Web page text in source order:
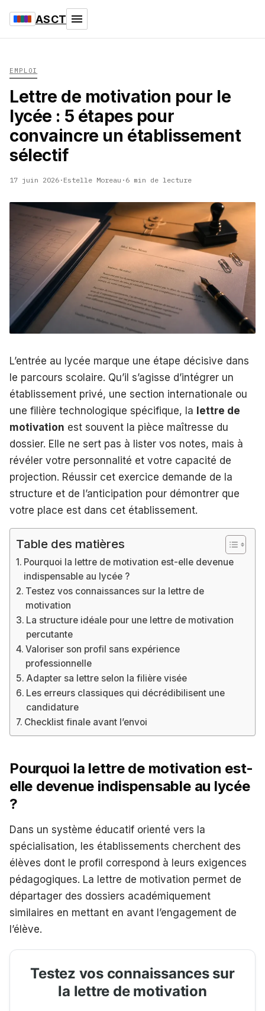
ASCT
EMPLOI
Lettre de motivation pour le
lycée : 5 étapes pour
convaincre un établissement
sélectif
17 juin 2026 · Estelle Moreau · 6 min de lecture
L’entrée au lycée marque une étape décisive dans
le parcours scolaire. Qu’il s’agisse d’intégrer un
établissement privé, une section internationale ou
une filière technologique spécifique, la lettre de
motivation est souvent la pièce maîtresse du
dossier. Elle ne sert pas à lister vos notes, mais à
révéler votre personnalité et votre capacité de
projection. Réussir cet exercice demande de la
structure et de l’anticipation pour démontrer que
votre place est dans cet établissement.
Table des matières
Pourquoi la lettre de motivation est-elle devenue
indispensable au lycée ?
Testez vos connaissances sur la lettre de
motivation
La structure idéale pour une lettre de motivation
percutante
Valoriser son profil sans expérience
professionnelle
Adapter sa lettre selon la filière visée
Les erreurs classiques qui décrédibilisent une
candidature
Checklist finale avant l’envoi
Pourquoi la lettre de motivation est-
elle devenue indispensable au lycée
?
Dans un système éducatif orienté vers la
spécialisation, les établissements cherchent des
élèves dont le profil correspond à leurs exigences
pédagogiques. La lettre de motivation permet de
départager des dossiers académiquement
similaires en mettant en avant l’engagement de
l’élève.
Testez vos connaissances sur
la lettre de motivation